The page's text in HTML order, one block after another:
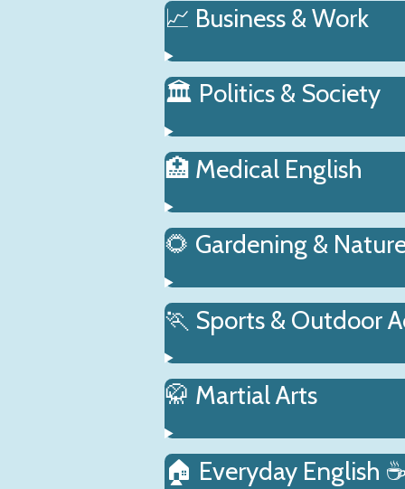
📈 Business & Work
🏛️ Politics & Society
🏥 Medical English
🌻 Gardening &
🏃 Sports & Outdoor
🥋 Martial Arts
🏠 Everyday English ☕